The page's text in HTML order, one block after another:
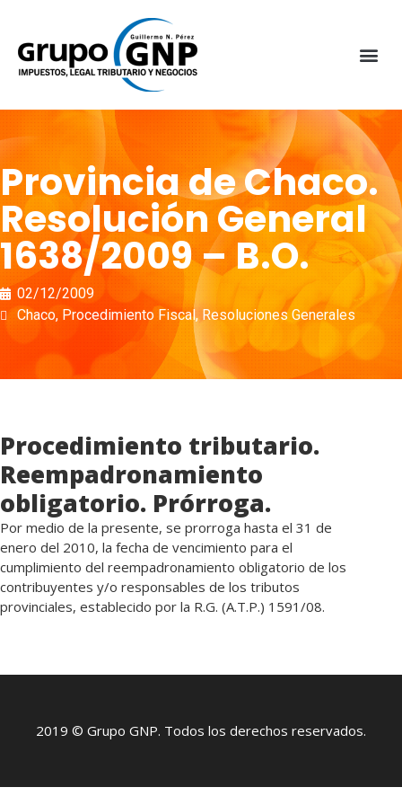
Provincia de Chaco.
Resolución General
1638/2009 – B.O.
02/12/2009
Chaco, Procedimiento Fiscal, Resoluciones Generales
Procedimiento tributario.
Reempadronamiento
obligatorio. Prórroga.
Por medio de la presente, se prorroga hasta el 31 de
enero del 2010, la fecha de vencimiento para el
cumplimiento del reempadronamiento obligatorio de los
contribuyentes y/o responsables de los tributos
provinciales, establecido por la R.G. (A.T.P.) 1591/08.
2019 © Grupo GNP. Todos los derechos reservados.